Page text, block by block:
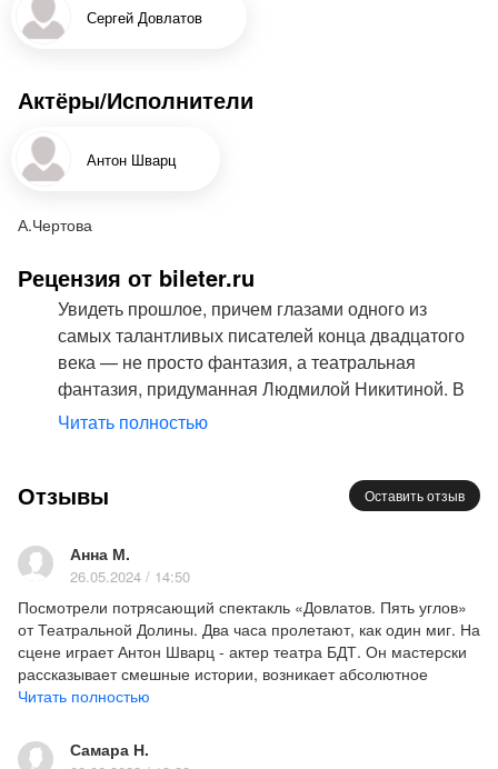
Исполнители – Антон Шварц (артист театра
«БДТ», лауреат премии «Дебют»), Анна Чертова
Сергей Довлатов
Актёры/Исполнители
Антон Шварц
А.Чертова
Рецензия от bileter.ru
Увидеть прошлое, причем глазами одного из
самых талантливых писателей конца двадцатого
века — не просто фантазия, а театральная
фантазия, придуманная Людмилой Никитиной. В
спектакле «Довлатов. Пять углов» мы увидим наш
конечно, основной сюжетной ниточкой спектакля
ленинградско-петербургским духом. Билеты на
спектакль «Довлатов. Пять углов» - прекрасный
способ попытаться хоть немного понять, раскрыть
тайны великого города и не менее великого
писателя.
Несомненно, Довлатов в годы жизни в
впечатления — в собственной стране он был
Читать полностью
Отзывы Оставить отзыв
Анна М.
26.05.2024 / 14:50
Посмотрели потрясающий спектакль «Довлатов. Пять углов»
от Театральной Долины. Два часа пролетают, как один миг. На
сцене играет Антон Шварц - актер театра БДТ. Он мастерски
рассказывает смешные истории, возникает абсолютное
доверие. Слушается на одном дыхании.
У всех текстов Довлатова есть ритм изложения. Меня очень
порадовало, что в спектакле этот ритм тоже сохранился.
Читать полностью
Самара Н.